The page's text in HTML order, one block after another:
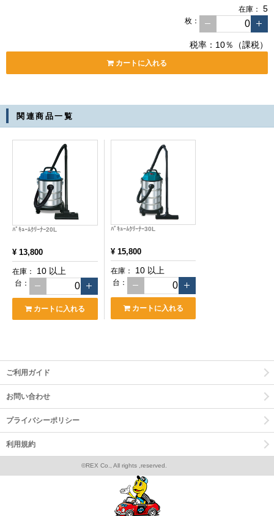
在庫： 5
枚 ：
税率：10％（課税）
カートに入れる
関連商品一覧
ﾊﾞｷｭｰﾑｸﾘｰﾅｰ20L
¥ 13,800
在庫： 10 以上
台 ：
カートに入れる
ﾊﾞｷｭｰﾑｸﾘｰﾅｰ30L
¥ 15,800
在庫： 10 以上
台 ：
カートに入れる
ご利用ガイド
お問い合わせ
プライバシーポリシー
利用規約
©REX Co., All rights ,reserved.